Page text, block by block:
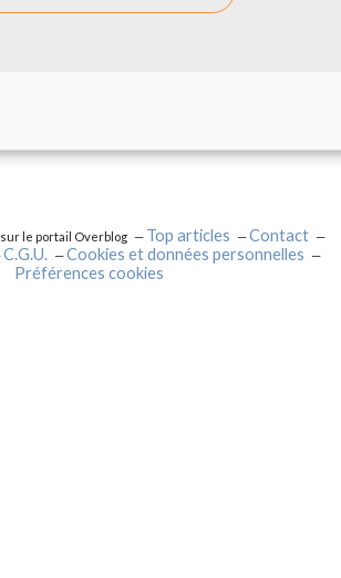
sur le portail Overblog Top articles
Contact
C.G.U.
Cookies et données personnelles
Préférences cookies